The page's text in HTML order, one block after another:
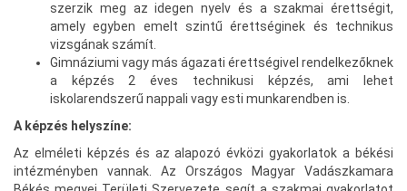
szerzik meg az idegen nyelv és a szakmai érettségit,
amely egyben emelt szintű érettséginek és technikus
vizsgának számít.
Gimnáziumi vagy más ágazati érettségivel rendelkezőknek
a képzés 2 éves technikusi képzés, ami lehet
iskolarendszerű nappali vagy esti munkarendben is.
A képzés helyszíne:
Az elméleti képzés és az alapozó évközi gyakorlatok a békési
intézményben vannak. Az Országos Magyar Vadászkamara